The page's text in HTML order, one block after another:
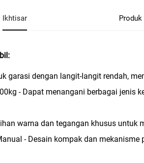
Ikhtisar
garasi dengan langit-langit rendah,
- Dapat menangani berbagai jenis
warna dan tegangan khusus untuk
- Desain kompak dan